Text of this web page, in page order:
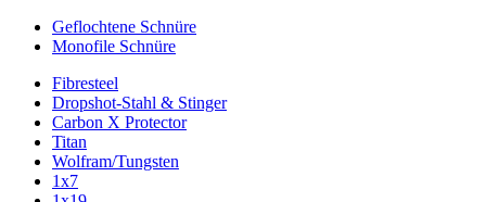
Geflochtene Schnüre
Monofile Schnüre
Fibresteel
Dropshot-Stahl & Stinger
Carbon X Protector
Titan
Wolfram/Tungsten
1x7